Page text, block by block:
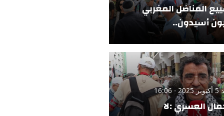
المناضل المغربي
أسيدون..
16:06
العسري :لا